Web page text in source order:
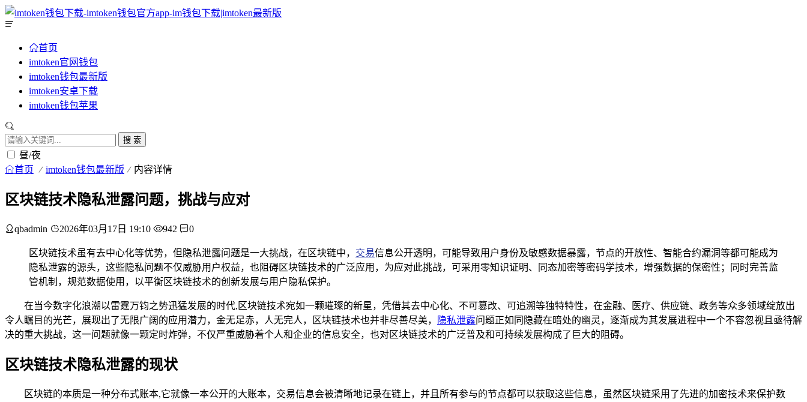
首页
imtoken官网钱包
imtoken钱包最新版
imtoken安卓下载
imtoken钱包苹果
搜 索
昼/夜
首页 imtoken钱包最新版 内容详情
区块链技术隐私泄露问题，挑战与应对
qbadmin 2026年03月17日 19:10 942 0
区块链技术虽有去中心化等优势，但隐私泄露问题是一大挑战，在区块链中， 交易信息公开透明，可能导致用户身份及敏感数据暴露，节点的开放性、智能合约漏洞等都可能成为
隐私泄露的源头，这些隐私问题不仅威胁用户权益，也阻碍区块链技术的广泛应用，为应对此挑战，可采用零知识证明、同态加密等密码学技术，增强数据的保密性；同时完善监
管机制，规范数据使用，以平衡区块链技术的创新发展与用户隐私保护。
在当今数字化浪潮以雷霆万钧之势迅猛发展的时代,区块链技术宛如一颗璀璨的新星，凭借其去中心化、不可篡改、可追溯等独特特性，在金融、医疗、供应链、政务等众多领域绽放出
令人瞩目的光芒，展现出了无限广阔的应用潜力，金无足赤，人无完人，区块链技术也并非尽善尽美，
隐私泄露问题正如同隐藏在暗处的幽灵，逐渐成为其发展进程中一个不容忽视且亟待解
决的重大挑战，这一问题就像一颗定时炸弹，不仅严重威胁着个人和企业的信息安全，也对区块链技术的广泛普及和可持续发展构成了巨大的阻碍。
区块链技术隐私泄露的现状
区块链的本质是一种分布式账本,它就像一本公开的大账本，交易信息会被清晰地记录在链上，并且所有参与的节点都可以获取这些信息，虽然区块链采用了先进的加密技术来保护数